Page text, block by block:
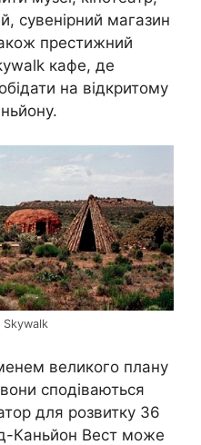
сувенірний магазин
престижний
кафе, де
на відкритому
Skywalk
великого плану
сподіваються
для розвитку 36
Каньйон Вест може